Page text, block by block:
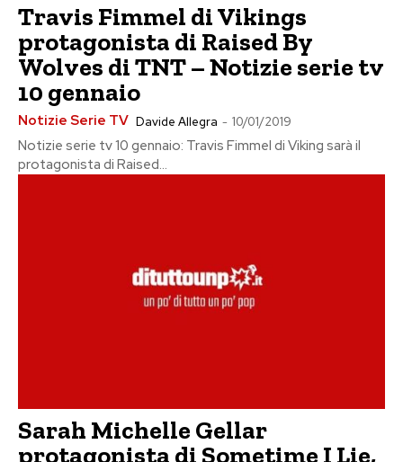
Travis Fimmel di Vikings
protagonista di Raised By
Wolves di TNT – Notizie serie tv
10 gennaio
Notizie Serie TV Davide Allegra - 10/01/2019
Notizie serie tv 10 gennaio: Travis Fimmel di Viking sarà il
protagonista di Raised...
Sarah Michelle Gellar
protagonista di Sometime I Lie,